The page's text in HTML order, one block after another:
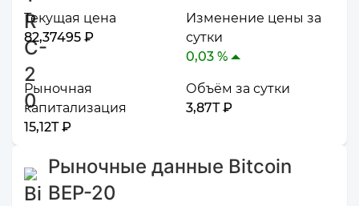
Текущая цена
82,37495 ₽
Изменение цены за
сутки
0,03 %
Рыночная
капитализация
15,12T ₽
Объём за сутки
3,87T ₽
Рыночные данные Bitcoin
BEP-20